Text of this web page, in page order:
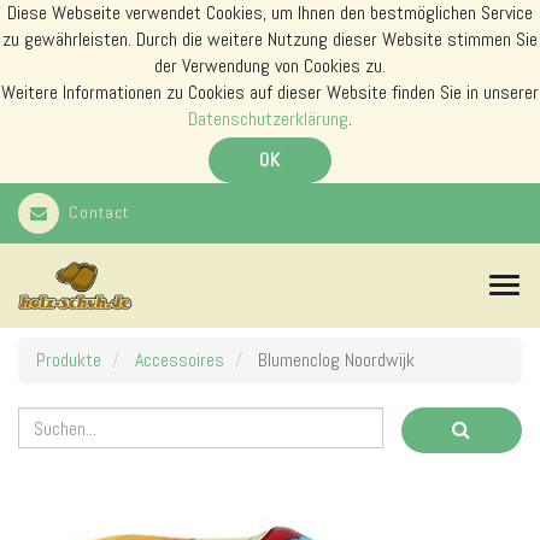
Diese Webseite verwendet Cookies, um Ihnen den bestmöglichen Service
zu gewährleisten. Durch die weitere Nutzung dieser Website stimmen Sie
der Verwendung von Cookies zu.
Weitere Informationen zu Cookies auf dieser Website finden Sie in unserer
Datenschutzerklärung.
OK
Contact
N
v
Produkte Accessoires Blumenclog Noordwijk